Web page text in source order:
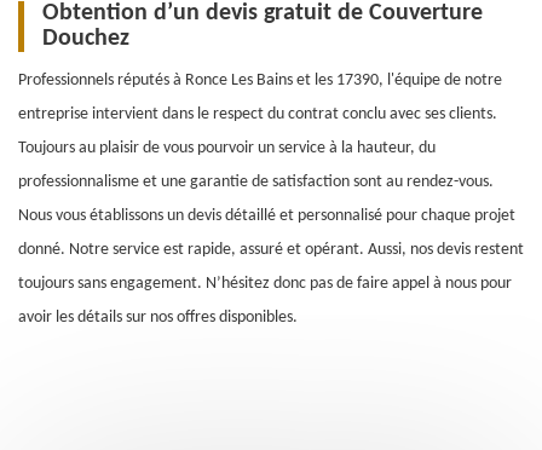
Obtention d’un devis gratuit de Couverture
Douchez
Professionnels réputés à Ronce Les Bains et les 17390, l'équipe de notre
entreprise intervient dans le respect du contrat conclu avec ses clients.
Toujours au plaisir de vous pourvoir un service à la hauteur, du
professionnalisme et une garantie de satisfaction sont au rendez-vous.
Nous vous établissons un devis détaillé et personnalisé pour chaque projet
donné. Notre service est rapide, assuré et opérant. Aussi, nos devis restent
toujours sans engagement. N’hésitez donc pas de faire appel à nous pour
avoir les détails sur nos offres disponibles.